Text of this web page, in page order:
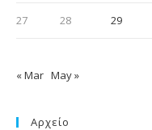
27 28 29
« Mar May »
Αρχείο